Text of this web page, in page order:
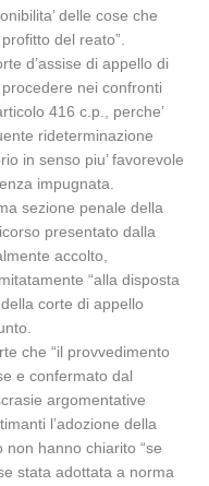
delle cose che
del reato”.
d’assise di appello di
nei confronti
416 c.p., perche’
rideterminazione
in senso piu’ favorevole
impugnata.
sezione penale della
presentato dalla
accolto,
“alla disposta
corte di appello
che “il provvedimento
e confermato dal
argomentative
l’adozione della
non hanno chiarito “se
stata adottata a norma